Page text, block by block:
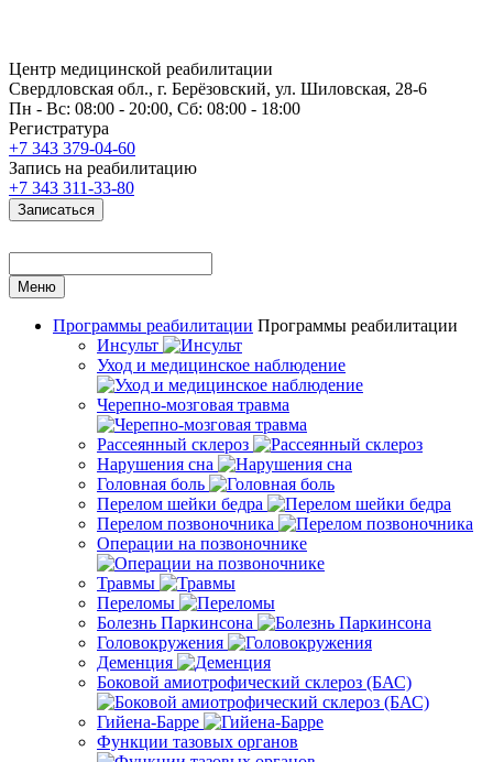
Центр медицинской реабилитации
Свердловская обл., г. Берёзовский, ул. Шиловская, 28-6
Пн - Вс: 08:00 - 20:00, Сб: 08:00 - 18:00
Регистратура
+7 343 379-04-60
Запись на реабилитацию
+7 343 311-33-80
Записаться
Меню
Программы реабилитации Программы реабилитации
Инсульт
Уход и медицинское наблюдение
Черепно-мозговая травма
Рассеянный склероз
Нарушения сна
Головная боль
Перелом шейки бедра
Перелом позвоночника
Операции на позвоночнике
Травмы
Переломы
Болезнь Паркинсона
Головокружения
Деменция
Боковой амиотрофический склероз (БАС)
Гийена-Барре
Функции тазовых органов